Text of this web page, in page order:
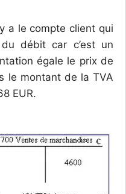
a le compte client qui
débit car c’est un
égale le prix de
le montant de la TVA
EUR.